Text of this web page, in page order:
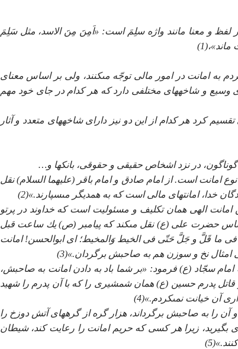
و معنا مانند واژه سلِمَ است: «اَمِنَ مِنَ الاسد، مثل سَلِمَ
به امانت در امور مالى توجّه مى‏كنند، ولى بر اساس معناى
وسيع و شاخه‏هاى مختلفى دارد كه هر كدام در جاى خود مهم
كرد هر كدام از اين دو نيز داراى شاخه‏هاى متعدد و آثار
در نزد اشخاص حقيقى و حقوقى، بانك‏ها و…
امانت است. از امام صادق و امام باقر (عليهما السلام) نقل
خدا، امانت‏هاى مالى است كه به همديگر مى‏سپارند.»(2)
امانت الهى همان تكليف و مسئوليت است كه خداوند در پرتو
اساس حضرت على (ع) نقل مى‏كند كه پيامبر (ص) يك ساعت قبل
فى ما قَلَّ و جَلَّ حَتّى فى الخيط وَالمخيط؛ اى ابوالحسن! امانت
امثال نخ و سوزن هم به صاحبش برگردان.»(3)
سجّاد (ع) فرمود: «بر شما باد به دادن امانت به صاحبش،
پدرم حسين (ع) همان شمشيرى را كه با آن پدرم را شهيد
آن خيانت نمى‏كردم.»(4)
را به صاحبش برگرداند، هزار گره از گره‏هاى آتش دوزخ را
بگيريد، زيرا هر كسى كه حريم امانت را رعايت كند، شيطان